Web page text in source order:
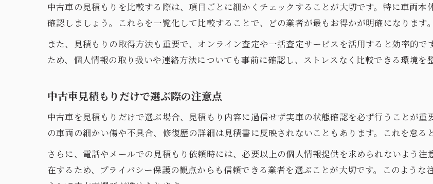
中古車査定シミュレーションで電話な
中古車見積もりはネットだけで十分可能
中古車査定依頼をストレスなく進めるコ
中古車見積もりの電話なし依頼術を解説
中古車の見積もりを比較する際は、項目ごとに細かくチェックすることが大切です。特に車両
確認しましょう。これらを一覧化して比較することで、どの業者が最もお得かが明確になります。
また、見積もりの取得方法も重要で、オンライン査定や一括査定サービスを活用すると効率的
ため、個人情報の取り扱いや連絡方法についても事前に確認し、ストレスなく比較できる環境を
中古車見積もりだけで選ぶ際の注意点
中古車を見積もりだけで選ぶ場合、見積もり内容に過信せず実車の状態確認を必ず行うことが
の車両の細かい傷や不具合、修復歴の詳細は見積書に反映されないこともあります。これを怠る
さらに、電話やメールでの見積もり依頼時には、必要以上の個人情報提供を求められないよう
在するため、プライバシー保護の観点からも信頼できる業者を選ぶことが大切です。このよう